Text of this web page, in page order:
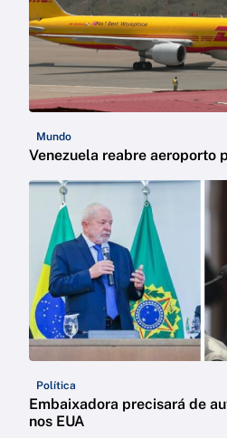
Mundo
Venezuela reabre aeroporto
Política
Embaixadora precisará de
nos EUA